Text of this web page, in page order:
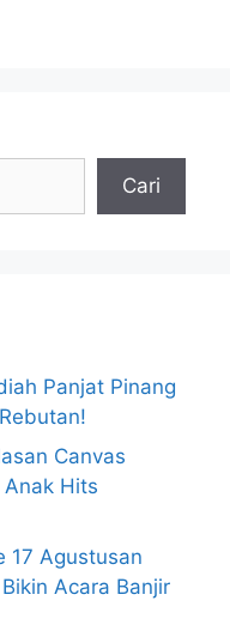
Cari
Panjat Pinang
Canvas
Anak Hits
17 Agustusan
Acara Banjir